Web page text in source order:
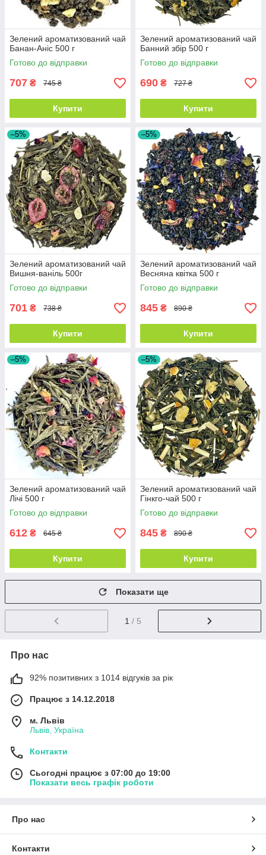
Зелений ароматизований чай
Банан-Аніс 500 г
Готово до відправки
707 ₴ 745 ₴
Купити
Зелений ароматизований чай
Банний збір 500 г
Готово до відправки
690 ₴ 727 ₴
Купити
–5%
Зелений ароматизований чай
Вишня-ваніль 500г
Готово до відправки
701 ₴ 738 ₴
Купити
–5%
Зелений ароматизований чай
Весняна квітка 500 г
Готово до відправки
845 ₴ 890 ₴
Купити
–5%
Зелений ароматизований чай
Лічі 500 г
Готово до відправки
612 ₴ 645 ₴
Купити
–5%
Зелений ароматизований чай
Гінкго-чай 500 г
Готово до відправки
845 ₴ 890 ₴
Купити
Показати ще
1 / 5
Про нас
92% позитивних з 1014 відгуків за рік
Працює з 14.12.2018
м. Львів
Львів, Україна
Контакти
Сьогодні працює з 07:00 до 19:00
Показати весь графік роботи
Про нас
Контакти